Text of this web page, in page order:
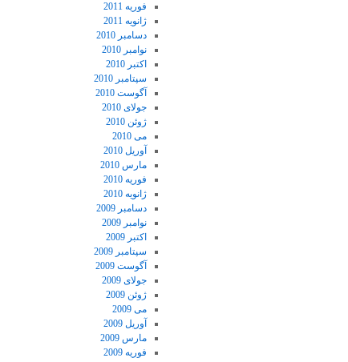
فوریه 2011
ژانویه 2011
دسامبر 2010
نوامبر 2010
اکتبر 2010
سپتامبر 2010
آگوست 2010
جولای 2010
ژوئن 2010
می 2010
آوریل 2010
مارس 2010
فوریه 2010
ژانویه 2010
دسامبر 2009
نوامبر 2009
اکتبر 2009
سپتامبر 2009
آگوست 2009
جولای 2009
ژوئن 2009
می 2009
آوریل 2009
مارس 2009
فوریه 2009